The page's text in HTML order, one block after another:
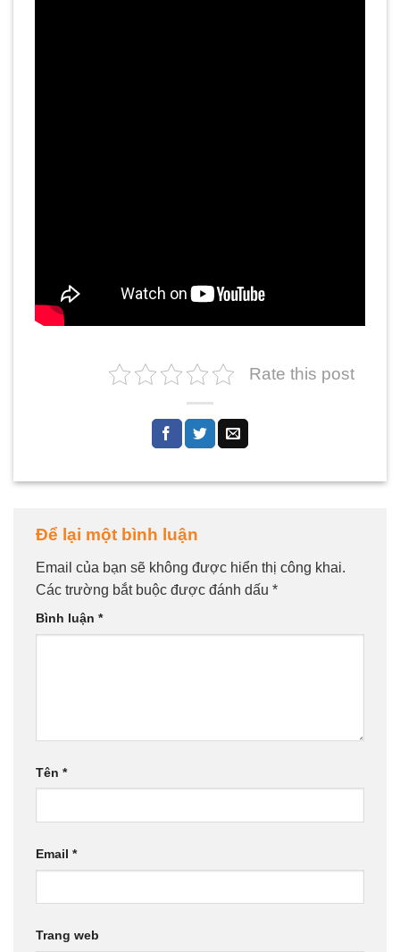
Rate this post
Để lại một bình luận
Email của bạn sẽ không được hiển thị công khai.
Các trường bắt buộc được đánh dấu *
Bình luận *
Tên *
Email *
Trang web